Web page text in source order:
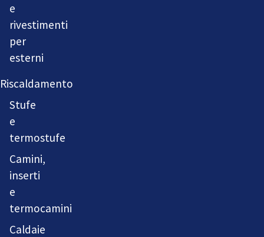
e
rivestimenti
per
esterni
Riscaldamento
Stufe
e
termostufe
Camini,
inserti
e
termocamini
Caldaie